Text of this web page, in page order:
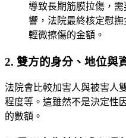
導致長期筋膜拉傷，
響，法院最終核定慰撫
輕微擦傷的金額。
2. 雙方的身分、地位與
法院會比較加害人與被害人
程度等。這雖然不是決定性
的數額。